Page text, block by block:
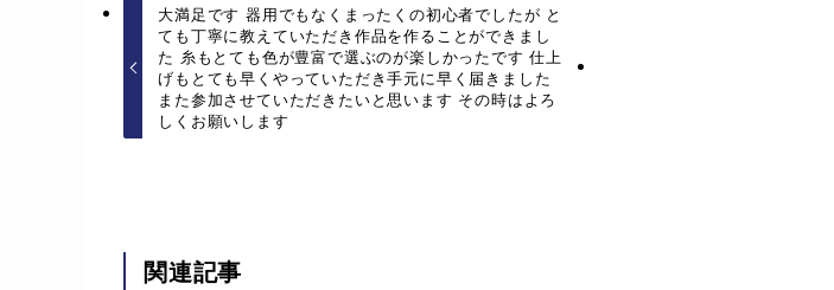
大満足です 器用でもなくまったくの初心者でしたが と
ても丁寧に教えていただき作品を作ることができまし
た 糸もとても色が豊富で選ぶのが楽しかったです 仕上
げもとても早くやっていただき手元に早く届きました
また参加させていただきたいと思います その時はよろ
しくお願いします
関連記事